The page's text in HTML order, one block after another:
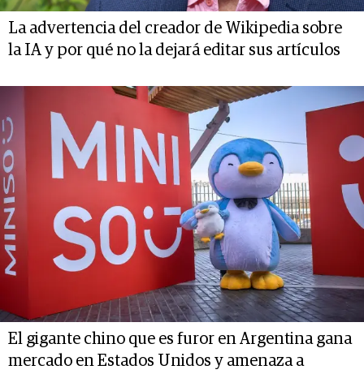
La advertencia del creador de Wikipedia sobre
la IA y por qué no la dejará editar sus artículos
El gigante chino que es furor en Argentina gana
mercado en Estados Unidos y amenaza a